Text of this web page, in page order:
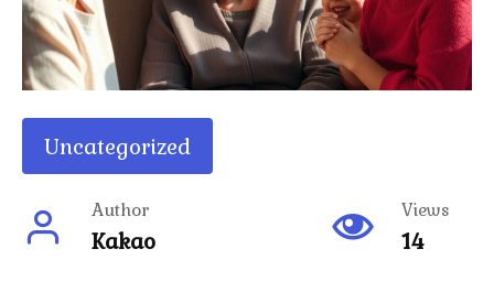
Uncategorized
Author
Kakao
Views
14